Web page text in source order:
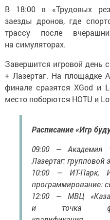
В 18:00 в «Трудовых
заезды дронов, где
трассу после
на симуляторах.
Завершится игровой день
+ Лазертаг. На площадке
финале сразятся XGod и
место поборются HOTU и
Расписание «Игр
09:00 — Академия
Лазертаг: групповой
10:00 — ИТ-Парк,
программирование:
12:00 — МВЦ
и точка